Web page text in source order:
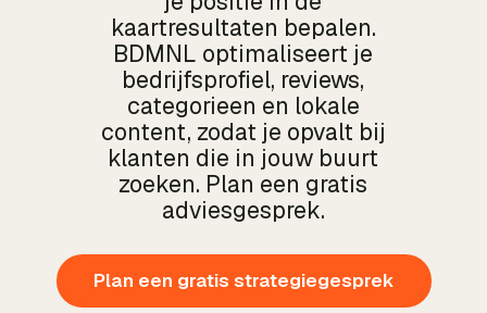
kaartresultaten bepalen.
BDMNL optimaliseert je
bedrijfsprofiel, reviews,
categorieen en lokale
content, zodat je opvalt bij
klanten die in jouw buurt
zoeken. Plan een gratis
adviesgesprek.
Plan een gratis strategiegesprek